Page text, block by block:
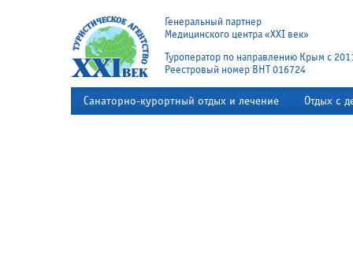
Генеральный партнер
Медицинского центра «XXI век»
Туроператор по направлению Крым с
Реестровый номер ВНТ 016724
Санаторно-курортный отдых и лечение Отдых с